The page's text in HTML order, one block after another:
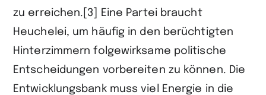
zu erreichen.[3] Eine Partei braucht
Heuchelei, um häufig in den berüchtigten
Hinterzimmern folgewirksame politische
Entscheidungen vorbereiten zu können. Die
Entwicklungsbank muss viel Energie in die